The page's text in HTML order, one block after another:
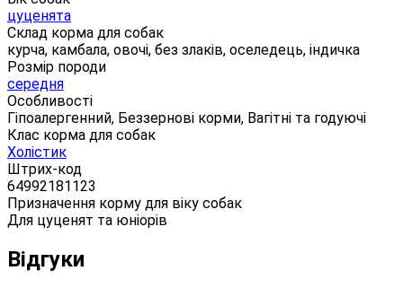
цуценята
Склад корма для собак
курча, камбала, овочі, без злаків, оселедець, індичка
Розмір породи
середня
Особливості
Гіпоалергенний, Беззернові корми, Вагітні та годуючі
Клас корма для собак
Холістик
Штрих-код
64992181123
Призначення корму для віку собак
Для цуценят та юніорів
Відгуки